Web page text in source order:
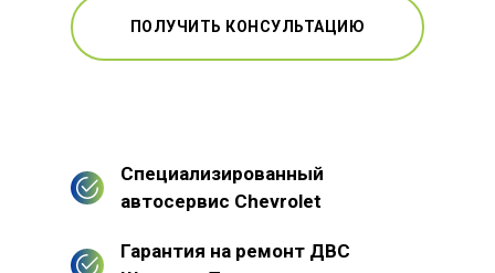
ПОЛУЧИТЬ КОНСУЛЬТАЦИЮ
Специализированный
автосервис Chevrolet
Гарантия на ремонт ДВС